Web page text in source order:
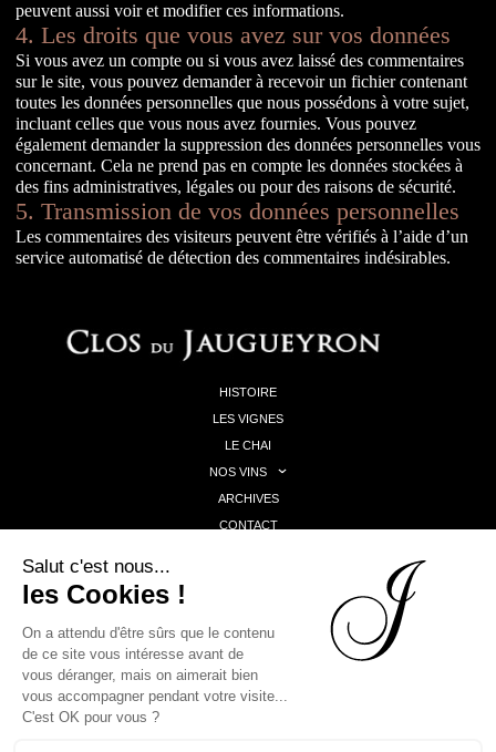
peuvent aussi voir et modifier ces informations.
4. Les droits que vous avez sur vos données
Si vous avez un compte ou si vous avez laissé des commentaires
sur le site, vous pouvez demander à recevoir un fichier contenant
toutes les données personnelles que nous possédons à votre sujet,
incluant celles que vous nous avez fournies. Vous pouvez
également demander la suppression des données personnelles vous
concernant. Cela ne prend pas en compte les données stockées à
des fins administratives, légales ou pour des raisons de sécurité.
5. Transmission de vos données personnelles
Les commentaires des visiteurs peuvent être vérifiés à l’aide d’un
service automatisé de détection des commentaires indésirables.
HISTOIRE
LES VIGNES
LE CHAI
NOS VINS
ARCHIVES
CONTACT
France
tél : +33 5 56 58 89 43
MENTIONS LÉGALES
POLITIQUE DE CONFIDENTIALITÉ
2026 Clos du Jaugueyron – Creation site web EEnov agence web Bordeaux